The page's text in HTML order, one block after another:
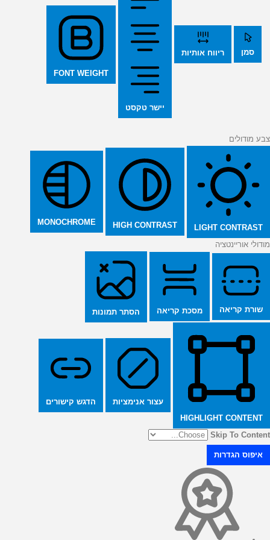
סמן ריווח אותיות
יישר טקסט
FONT WEIGHT
צבע מודולים
LIGHT CONTRAST
HIGH CONTRAST
MONOCHROME
מודולי אוריינטציה
שורת קריאה מסכת קריאה הסתר תמונות
HIGHLIGHT CONTENT
עצור אנימציות הדגש קישורים
Skip To Content
איפוס הגדרות